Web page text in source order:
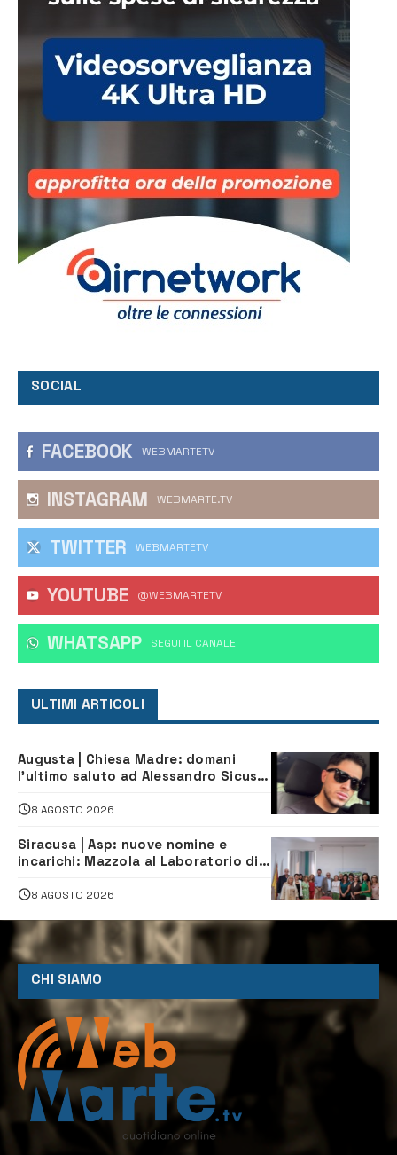
SOCIAL
FACEBOOK WEBMARTETV
INSTAGRAM WEBMARTE.TV
TWITTER WEBMARTETV
YOUTUBE @WEBMARTETV
WHATSAPP ‎SEGUI IL CANALE
ULTIMI ARTICOLI
Augusta | Chiesa Madre: domani
l’ultimo saluto ad Alessandro Sicuso,
8 AGOSTO 2026
Siracusa | Asp: nuove nomine e
incarichi: Mazzola al Laboratorio di
Servizio Legale
8 AGOSTO 2026
CHI SIAMO